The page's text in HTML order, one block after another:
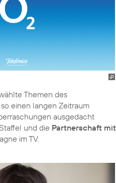
Themen des
einen langen Zeitraum
ausgedacht
und die Partnerschaft mit